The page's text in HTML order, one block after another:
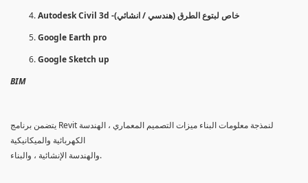
Autodesk Civil 3d -خاص لبتوع الطرق (هندسي / انشائي)
Google Earth pro
Google Sketch up
BIM
يتضمن برنامج Revit لنمذجة معلومات البناء ميزات التصميم المعماري ، الهندسة
الكهربائية والميكانيكية
والهندسة الإنشائية ، والبناء.